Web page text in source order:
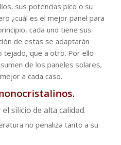
sus potencias pico o su
¿cuál es el mejor panel para
cada uno tiene sus
de estas se adaptarán
tejado, que a otro. Por ello
de los paneles solares,
a cada caso.
silicio de alta calidad.
no penaliza tanto a su